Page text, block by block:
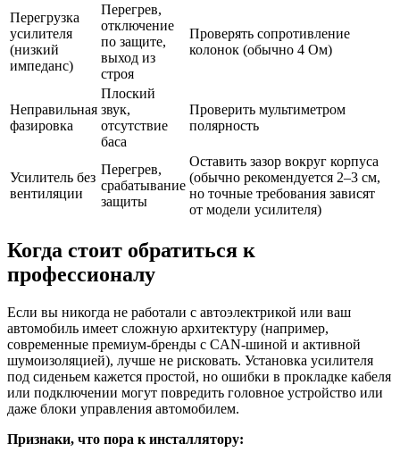
Перегрузка
усилителя
(низкий
импеданс)
Перегрев,
отключение
по защите,
выход из
строя
Проверять сопротивление
колонок (обычно 4 Ом)
Неправильная
фазировка
Плоский
звук,
отсутствие
баса
Проверить мультиметром
полярность
Усилитель без
вентиляции
Перегрев,
срабатывание
защиты
Оставить зазор вокруг корпуса
(обычно рекомендуется 2–3 см,
но точные требования зависят
от модели усилителя)
Когда стоит обратиться к
профессионалу
Если вы никогда не работали с автоэлектрикой или ваш
автомобиль имеет сложную архитектуру (например,
современные премиум-бренды с CAN-шиной и активной
шумоизоляцией), лучше не рисковать. Установка усилителя
под сиденьем кажется простой, но ошибки в прокладке кабеля
или подключении могут повредить головное устройство или
даже блоки управления автомобилем.
Признаки, что пора к инсталлятору: